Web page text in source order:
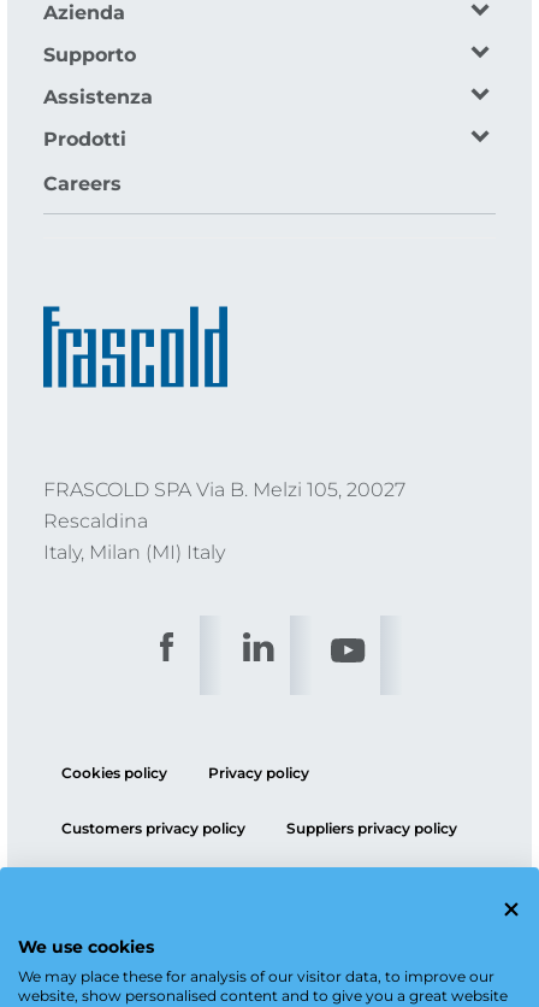
We use cookies
We may place these for analysis of our visitor data, to improve our
website, show personalised content and to give you a great website
Azienda
Supporto
Assistenza
Prodotti
Careers
FRASCOLD SPA Via B. Melzi 105, 20027
Rescaldina
Italy, Milan (MI) Italy
Cookies policy Privacy policy
Customers privacy policy Suppliers privacy policy